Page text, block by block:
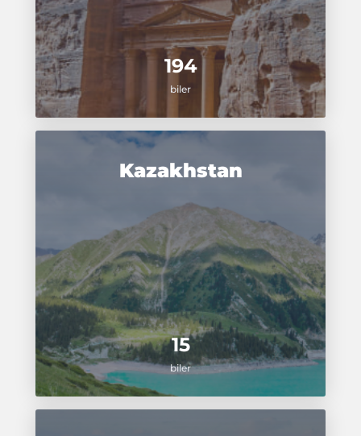
194
biler
15
biler
Kazakhstan